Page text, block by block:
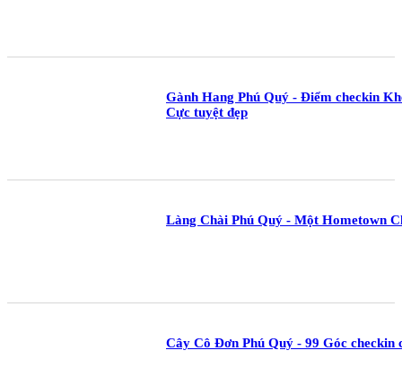
Gành Hang Phú Quý - Điểm checkin
Cực tuyệt đẹp
Làng Chài Phú Quý - Một Hometown
Cây Cô Đơn Phú Quý - 99 Góc checkin